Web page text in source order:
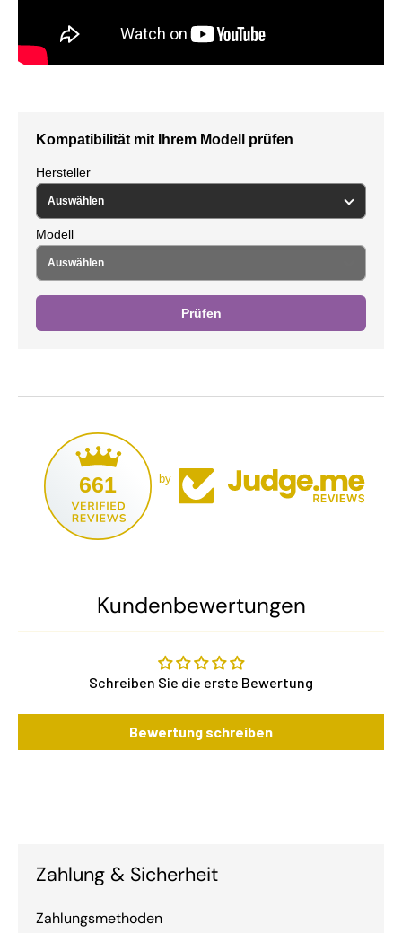
Kompatibilität mit Ihrem Modell prüfen
Hersteller
Modell
Prüfen
661 by
Kundenbewertungen
Schreiben Sie die erste Bewertung
Bewertung schreiben
Zahlung & Sicherheit
Zahlungsmethoden